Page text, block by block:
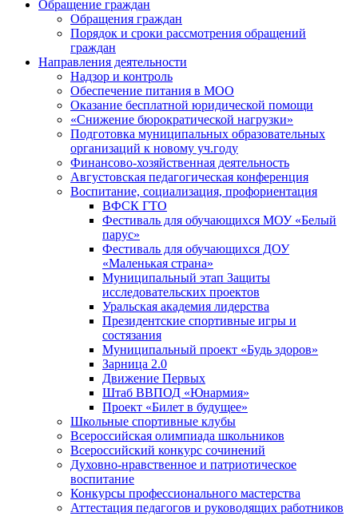
Обращение граждан
Обращения граждан
Порядок и сроки рассмотрения обращений
граждан
Направления деятельности
Надзор и контроль
Обеспечение питания в МОО
Оказание бесплатной юридической помощи
«Снижение бюрократической нагрузки»
Подготовка муниципальных образовательных
организаций к новому уч.году
Финансово-хозяйственная деятельность
Августовская педагогическая конференция
Воспитание, социализация, профориентация
ВФСК ГТО
Фестиваль для обучающихся МОУ «Белый
парус»
Фестиваль для обучающихся ДОУ
«Маленькая страна»
Муниципальный этап Защиты
исследовательских проектов
Уральская академия лидерства
Президентские спортивные игры и
состязания
Муниципальный проект «Будь здоров»
Зарница 2.0
Движение Первых
Штаб ВВПОД «Юнармия»
Проект «Билет в будущее»
Школьные спортивные клубы
Всероссийская олимпиада школьников
Всероссийский конкурс сочинений
Духовно-нравственное и патриотическое
воспитание
Конкурсы профессионального мастерства
Аттестация педагогов и руководящих работников